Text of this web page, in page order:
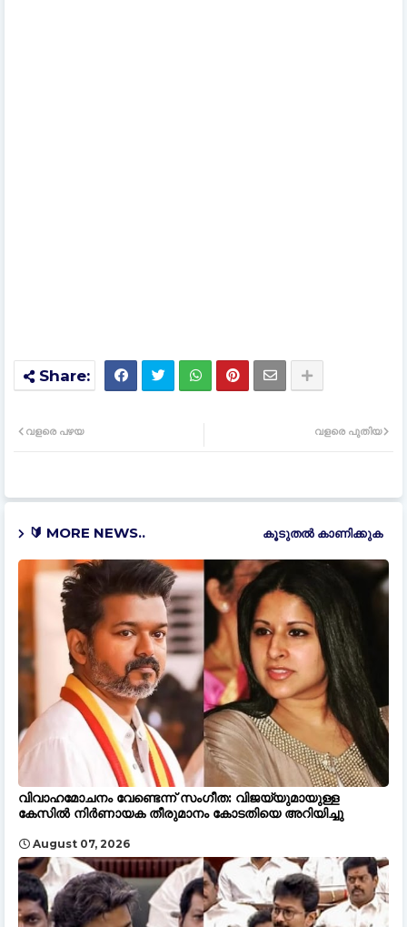
വളരെ പുതിയ
വളരെ പഴയ
🔰 MORE NEWS.. കൂടുതൽ‍ കാണിക്കുക
വിവാഹമോചനം വേണ്ടെന്ന് സംഗീത: വിജയ്‌യുമായുള്ള
കേസിൽ നിർണായക തീരുമാനം കോടതിയെ അറിയിച്ചു
August 07, 2026